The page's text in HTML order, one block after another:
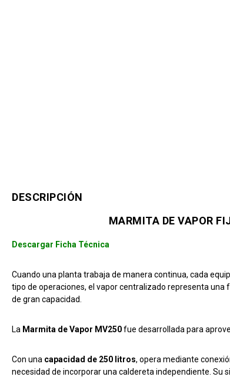
DESCRIPCIÓN
MARMITA DE VAPOR
Descargar Ficha Técnica
Cuando una planta trabaja de manera continua, cada
tipo de operaciones, el vapor centralizado representa
de gran capacidad.
La Marmita de Vapor MV250fue desarrollada para
Con una capacidad de 250 litros, opera mediante
necesidad de incorporar una caldereta independiente. Su